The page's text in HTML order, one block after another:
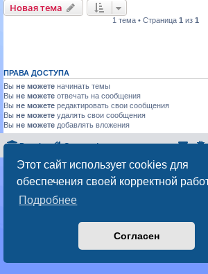
Этот сайт использует cookies для
обеспечения своей корректной
Подробнее
Согласен
Новая тема
1 тема • Страница 1 из 1
ПРАВА ДОСТУПА
Вы не можете начинать темы
Вы не можете отвечать на сообщения
Вы не можете редактировать свои сообщения
Вы не можете удалять свои сообщения
Вы не можете добавлять вложения
Portal Список форумов
Создано на основеphpBB® Forum Software ©
Русская поддержка phpBB